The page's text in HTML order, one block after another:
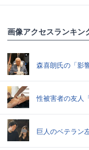
画像アクセスランキン
森喜朗氏の「影
性被害者の友人
巨人のベテラン